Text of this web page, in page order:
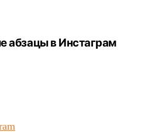
абзацы в Инстаграм